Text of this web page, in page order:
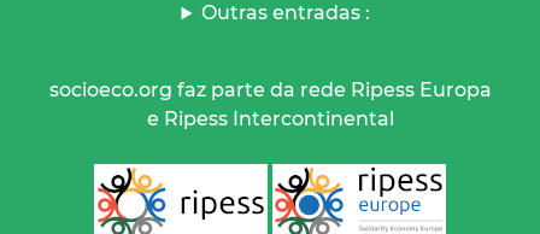
Outras entradas :
socioeco.org faz parte da rede Ripess Europa
e Ripess Intercontinental